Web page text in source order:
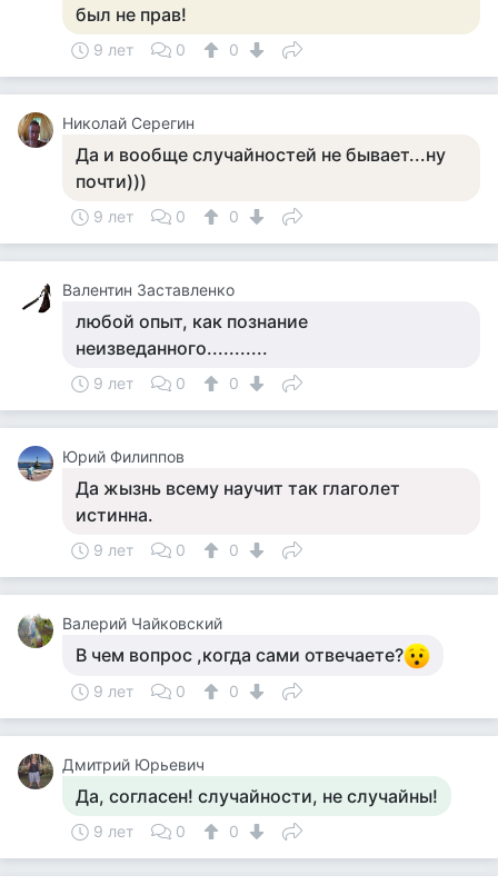
был не прав!
9 лет 0 0
Николай Серегин
Да и вообще случайностей не бывает...ну
почти)))
9 лет 0 0
Валентин Заставленко
любой опыт, как познание
неизведанного...........
9 лет 0 0
Юрий Филиппов
Да жызнь всему научит так глаголет
истинна.
9 лет 0 0
Валерий Чайковский
В чем вопрос ,когда сами отвечаете?
9 лет 0 0
Дмитрий Юрьевич
Да, согласен! случайности, не случайны!
9 лет 0 0